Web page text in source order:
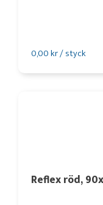
0,00 kr / styck
Reflex röd,